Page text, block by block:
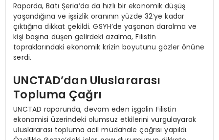
Raporda, Batı Şeria’da da hızlı bir ekonomik düşüş
yaşandığına ve işsizlik oranının yüzde 32’ye kadar
çıktığına dikkat çekildi. GSYH’de yaşanan daralma ve
kişi başına düşen gelirdeki azalma, Filistin
topraklarındaki ekonomik krizin boyutunu gözler önüne
serdi.
UNCTAD’dan Uluslararası
Topluma Çağrı
UNCTAD raporunda, devam eden işgalin Filistin
ekonomisi üzerindeki olumsuz etkilerini vurgulayarak
uluslararası topluma acil müdahale çağrısı yapıldı.